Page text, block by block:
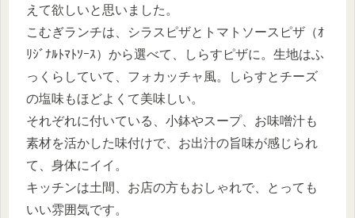
えて欲しいと思いました。
こむぎランチは、シラスピザとトマトソースピザ（ｵ
ﾘｼﾞﾅﾙﾄﾏﾄｿｰｽ）から選べて、しらすピザに。生地はふ
っくらしていて、フォカッチャ風。しらすとチーズ
の塩味もほどよくて美味しい。
それぞれに付いている、小鉢やスープ、お味噌汁も
素材を活かした味付けで、お出汁の旨味が感じられ
て、身体にイイ。
キッチンは土間、お店の方もおしゃれで、とっても
いい雰囲気です。